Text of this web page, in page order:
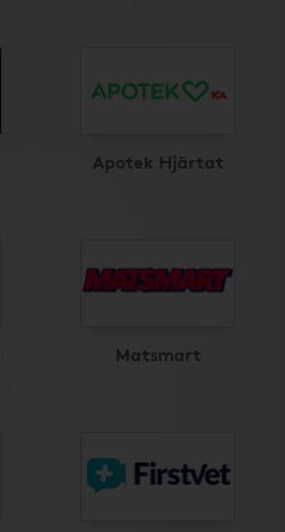
Apotek Hjärtat
Matsmart